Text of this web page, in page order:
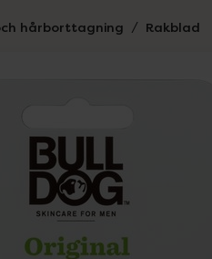
hårborttagning Rakblad